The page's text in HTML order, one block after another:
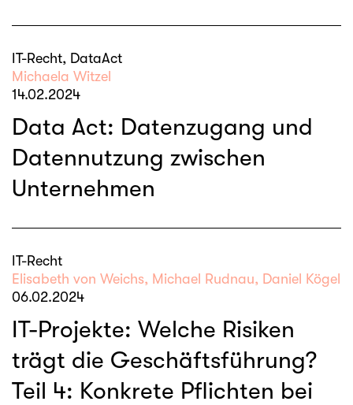
IT-Recht, DataAct
Michaela Witzel
14.02.2024
Data Act: Datenzugang und
Datennutzung zwischen
Unternehmen
IT-Recht
Elisabeth von Weichs, Michael Rudnau, Daniel Kögel
06.02.2024
IT-Projekte: Welche Risiken
trägt die Geschäftsführung?
Teil 4: Konkrete Pflichten bei